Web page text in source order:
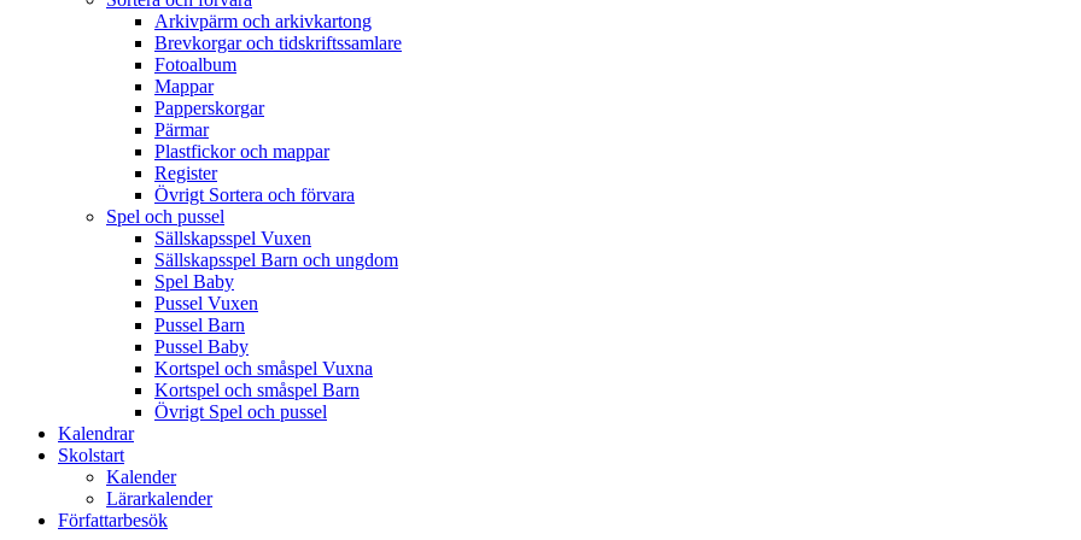
Arkivpärm och arkivkartong
Brevkorgar och tidskriftssamlare
Fotoalbum
Mappar
Papperskorgar
Pärmar
Plastfickor och mappar
Register
Övrigt Sortera och förvara
Spel och pussel
Sällskapsspel Vuxen
Sällskapsspel Barn och ungdom
Spel Baby
Pussel Vuxen
Pussel Barn
Pussel Baby
Kortspel och småspel Vuxna
Kortspel och småspel Barn
Övrigt Spel och pussel
Kalendrar
Skolstart
Kalender
Lärarkalender
Författarbesök